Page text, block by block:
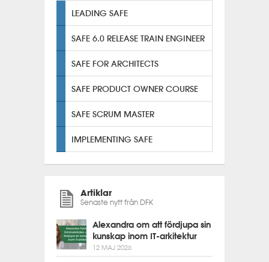
LEADING SAFE
SAFE 6.0 RELEASE TRAIN ENGINEER
SAFE FOR ARCHITECTS
SAFE PRODUCT OWNER COURSE
SAFE SCRUM MASTER
IMPLEMENTING SAFE
Artiklar
Senaste nytt från DFK
Alexandra om att fördjupa sin
kunskap inom IT-arkitektur
12 MAJ 2026